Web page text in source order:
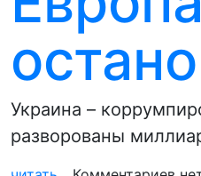
Украина –
разворованы